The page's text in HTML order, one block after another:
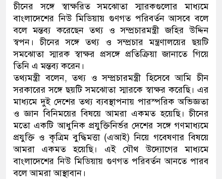
চীনের সঙ্গে স্বাক্ষরিত সমঝোতা স্মারকগুলোর মাধ্যমে
বাংলাদেশের নিউ মিডিয়ায় গুণগত পরিবর্তন আসবে বলে
বলে মন্তব্য করেছেন তথ্য ও সম্প্রচারমন্ত্রী জহির উদ্দিন
স্বপন। চীনের সঙ্গে তথ্য ও সম্প্রচার মন্ত্রণালয়ের ছয়টি
সমঝোতা স্মারক স্বাক্ষর প্রসঙ্গে প্রতিক্রিয়া জানাতে গিয়ে
তিনি এ মন্তব্য করেন।
তথ্যমন্ত্রী বলেন, তথ্য ও সম্প্রচারমন্ত্রী হিসেবে আমি চীন
সরকারের সঙ্গে ছয়টি সমঝোতা স্মারকে স্বাক্ষর করেছি। এর
মাধ্যমে দুই দেশের তথ্য ব্যবস্থাপনায় পারস্পরিক অভিজ্ঞতা
ও জ্ঞান বিনিময়ের বিষয়ে আমরা একমত হয়েছি। চীনের
মতো একটি আধুনিক প্রযুক্তিনির্ভর দেশের সঙ্গে গণমাধ্যমে
প্রযুক্তি ও কৃত্রিম বুদ্ধিমত্তা (এআই) নিয়ে গবেষণার বিষয়ে
আমরা একমত হয়েছি। এই যৌথ উদ্যোগের মাধ্যমে
বাংলাদেশের নিউ মিডিয়ায় গুণগত পরিবর্তন আনতে পারব
বলে আমরা আস্থাবান।